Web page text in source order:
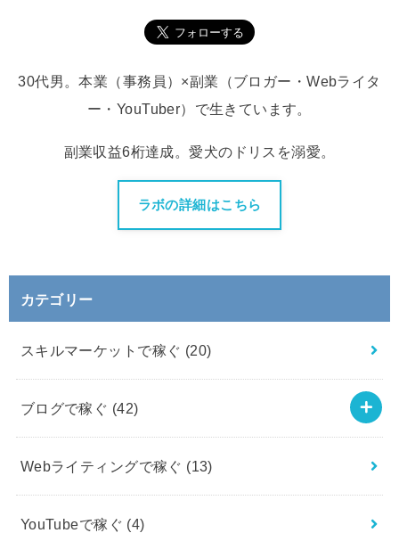
30代男。本業（事務員）×副業（ブロガー・Webライタ
ー・YouTuber）で生きています。
副業収益6桁達成。愛犬のドリスを溺愛。
ラボの詳細はこちら
カテゴリー
スキルマーケットで稼ぐ (20)
ブログで稼ぐ (42)
Webライティングで稼ぐ (13)
YouTubeで稼ぐ (4)